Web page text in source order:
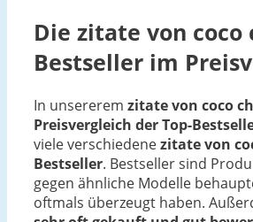
Die zitate von coco
Bestseller im
In unsererem zitate von coco
Preisvergleich der Top-
viele verschiedenezitate von
Bestseller. Bestseller sind
gegen ähnliche Modelle
oftmals überzeugt haben.